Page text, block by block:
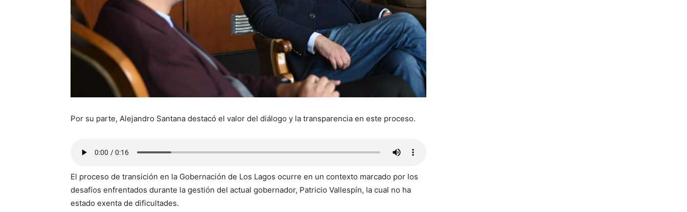
Por su parte, Alejandro Santana destacó el valor del diálogo y la transparencia en este proceso.
El proceso de transición en la Gobernación de Los Lagos ocurre en un contexto marcado por los
desafíos enfrentados durante la gestión del actual gobernador, Patricio Vallespín, la cual no ha
estado exenta de dificultades.